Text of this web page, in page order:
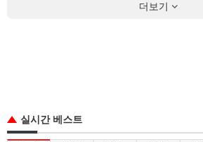
더보기
실시간 베스트